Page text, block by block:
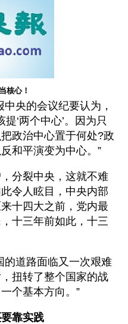
核心！
央的会议纪要认为，
提‘两个中心’。因为只
政治中心置于何处?政
和平演变为中心。”
分裂中央，这就不难
令人眩目，中央内部
十四大之前，党内最
十三年前如此，十三
的道路面临又一次艰难
扭转了整个国家的战
个基本方向。”
靠实践